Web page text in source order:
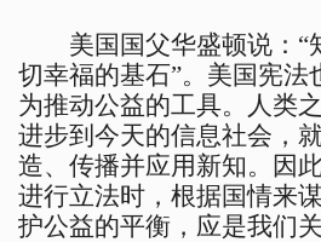
美国国父华盛顿说：“
切幸福的基石”。美国宪法
为推动公益的工具。人类
进步到今天的信息社会，
造、传播并应用新知。因
进行立法时，根据国情来
护公益的平衡，应是我们关